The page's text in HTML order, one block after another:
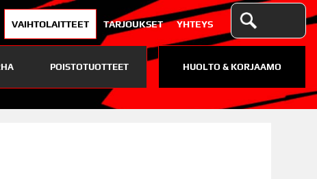
VAIHTOLAITTEET TARJOUKSET YHTEYS
POISTOTUOTTEET HUOLTO & KORJAAMO